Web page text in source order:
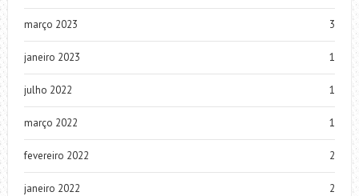
março 2023 3
janeiro 2023 1
julho 2022 1
março 2022 1
fevereiro 2022 2
janeiro 2022 2